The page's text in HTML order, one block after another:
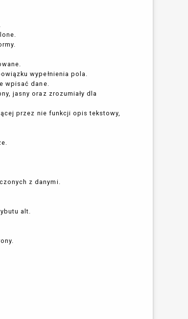
wypełnienia pola.
wpisać dane.
jasny oraz zrozumiały dla
przez nie funkcji opis tekstowy,
z danymi.
alt.